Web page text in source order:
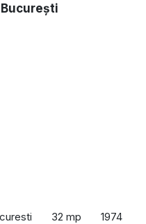
32 mp 1974